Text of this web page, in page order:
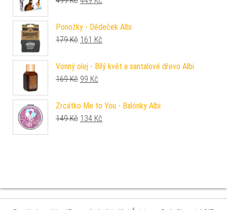
Ponožky - Dědeček Albi
179Kč Původní cena byla: 179 Kč.
161 Kč
Vonný olej - Bílý květ a santalové dřevo Albi
169Kč Původní cena byla: 169 Kč.
99 Kč
Zrcátko Me to You - Balónky Albi
149Kč Původní cena byla: 149 Kč.
134 Kč